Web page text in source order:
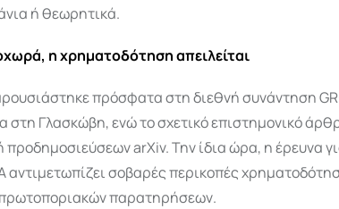
ή θεωρητικά.
η χρηματοδότηση απειλείται
πρόσφατα στη διεθνή συνάντηση
στη Γλασκώβη, ενώ το σχετικό επιστημονικό
προδημοσιεύσεων arXiv. Την ίδια ώρα, η έρευνα
αντιμετωπίζει σοβαρές περικοπές
πρωτοποριακών παρατηρήσεων.